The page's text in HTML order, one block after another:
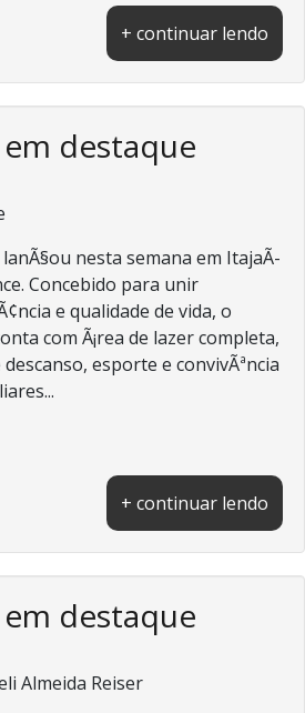
+ continuar lendo
destaque
nesta semana em ItajaÃ­
Concebido para unir
e qualidade de vida, o
com Ã¡rea de lazer completa,
esporte e convivÃªncia
+ continuar lendo
destaque
Almeida Reiser